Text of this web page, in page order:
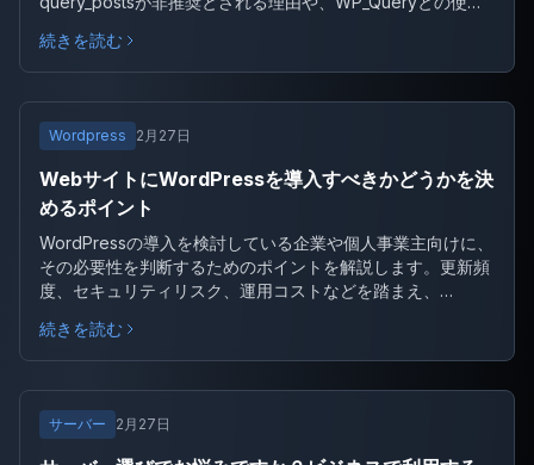
を整理します。
続きを読む
Wordpress 2月27日
WebサイトにWordPressを導入すべきかどうかを決
めるポイント
WordPressの導入を検討している企業や個人事業主向けに、
その必要性を判断するためのポイントを解説します。更新頻
度、セキュリティリスク、運用コストなどを踏まえ、
続きを読む
サーバー 2月27日